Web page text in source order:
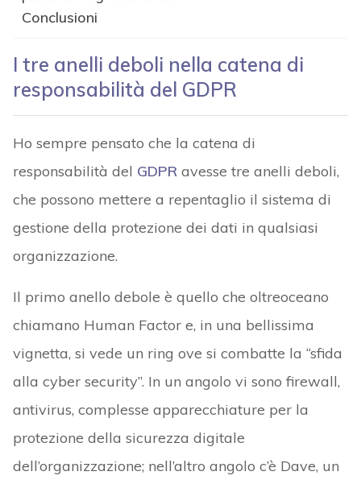
Conclusioni
I tre anelli deboli nella catena di
responsabilità del GDPR
Ho sempre pensato che la catena di
responsabilità del GDPRavesse tre anelli deboli,
che possono mettere a repentaglio il sistema di
gestione della protezione dei dati in qualsiasi
organizzazione.
Il primo anello debole è quello che oltreoceano
chiamano Human Factor e, in una bellissima
vignetta, si vede un ring ove si combatte la “sfida
alla cyber security”. In un angolo vi sono firewall,
antivirus, complesse apparecchiature per la
protezione della sicurezza digitale
dell’organizzazione; nell’altro angolo c’è Dave, un